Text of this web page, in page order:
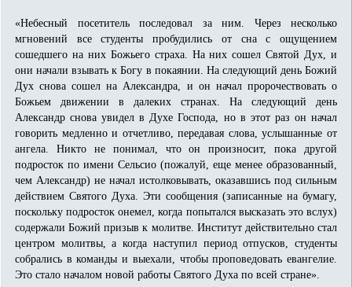
«Небесный посетитель последовал за ним. Через несколько
мгновений все студенты пробудились от сна с ощущением
сошедшего на них Божьего страха. На них сошел Святой Дух, и
они начали взывать к Богу в покаянии. На следующий день Божий
Дух снова сошел на Александра, и он начал пророчествовать о
Божьем движении в далеких странах. На следующий день
Александр снова увидел в Духе Господа, но в этот раз он начал
говорить медленно и отчетливо, передавая слова, услышанные от
ангела. Никто не понимал, что он произносит, пока другой
подросток по имени Сельсио (пожалуй, еще менее образованный,
чем Александр) не начал истолковывать, оказавшись под сильным
действием Святого Духа. Эти сообщения (записанные на бумагу,
поскольку подросток онемел, когда попытался высказать это вслух)
содержали Божий призыв к молитве. Институт действительно стал
центром молитвы, а когда наступил период отпусков, студенты
собрались в команды и выехали, чтобы проповедовать евангелие.
Это стало началом новой работы Святого Духа по всей стране».